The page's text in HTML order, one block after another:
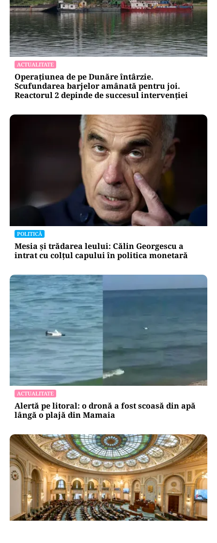
ACTUALITATE
Operațiunea de pe Dunăre întârzie.
Scufundarea barjelor amânată pentru joi.
Reactorul 2 depinde de succesul intervenției
POLITICĂ
Mesia și trădarea leului: Călin Georgescu a
intrat cu colțul capului în politica monetară
ACTUALITATE
Alertă pe litoral: o dronă a fost scoasă din apă
lângă o plajă din Mamaia